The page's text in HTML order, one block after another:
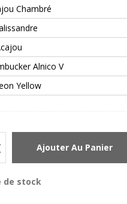
Chambré
Alnico V
Yellow
Ajouter Au Panier
de stock